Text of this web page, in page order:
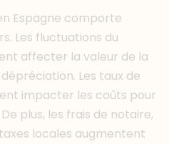
Espagne comporte
Les fluctuations du
affecter la valeur de la
Les taux de
impacter les coûts pour
plus, les frais de notaire,
locales augmentent